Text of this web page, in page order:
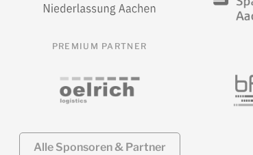
PREMIUM PARTNER
Alle Sponsoren & Partner